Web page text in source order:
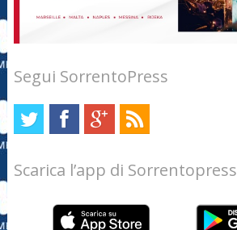
Segui SorrentoPress
Scarica l’app di Sorrentopress